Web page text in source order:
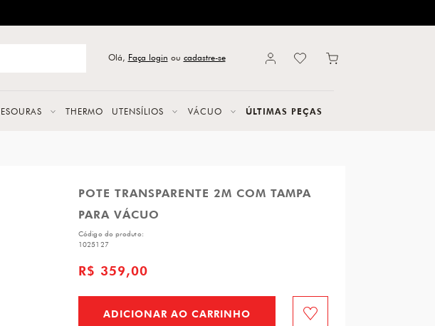
Olá, Faça login ou cadastre-se
THERMO UTENSÍLIOS VÁCUO ÚLTIMAS PEÇAS
POTE TRANSPARENTE 2M COM TAMPA
PARA VÁCUO
Código do produto:
1025127
R$ 359,00
ADICIONAR AO CARRINHO Favorito